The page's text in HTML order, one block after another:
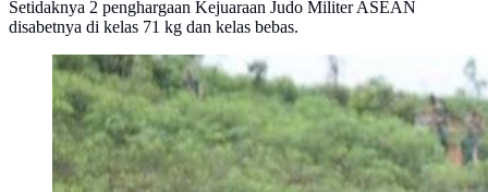
Setidaknya 2 penghargaan Kejuaraan Judo Militer ASEAN
disabetnya di kelas 71 kg dan kelas bebas.